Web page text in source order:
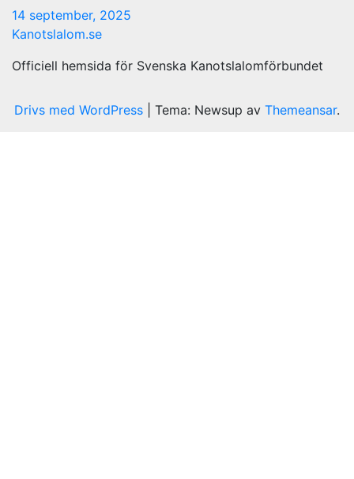
14 september, 2025
Kanotslalom.se
Officiell hemsida för Svenska Kanotslalomförbundet
Drivs med WordPress Tema: Newsup av Themeansar.